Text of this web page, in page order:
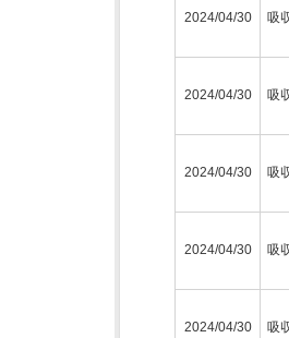
2024/04/30 吸
2024/04/30 吸
2024/04/30 吸
2024/04/30 吸
2024/04/30 吸